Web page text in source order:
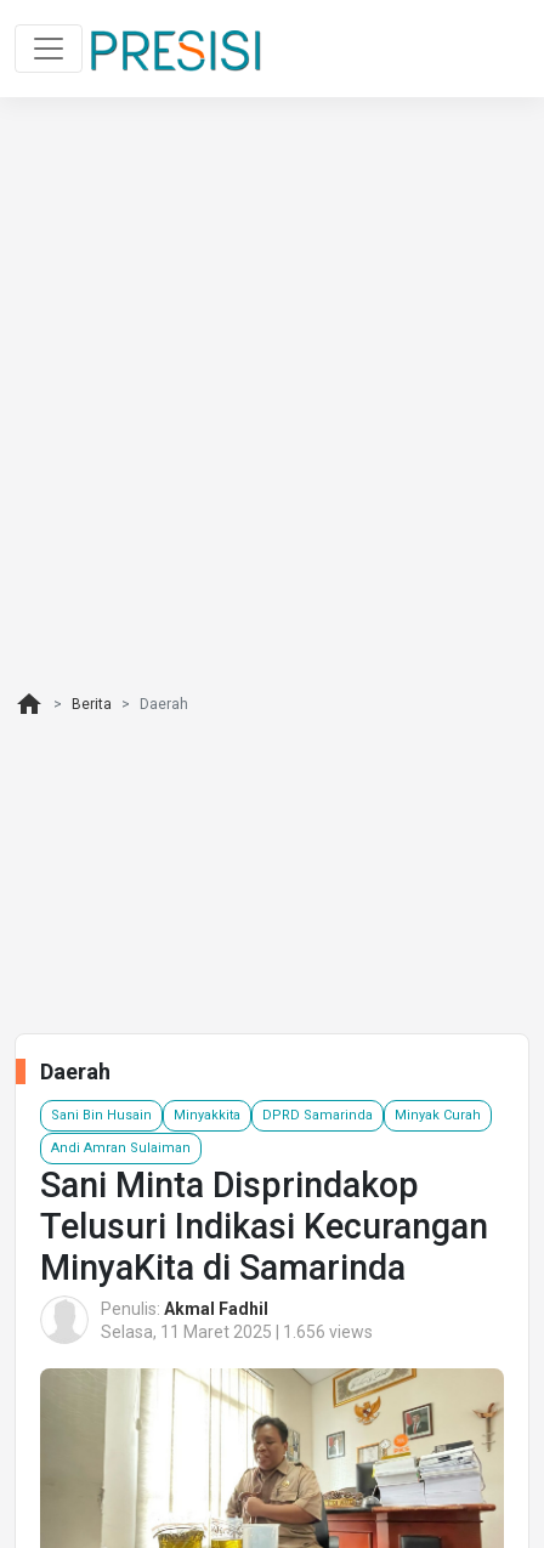
home Berita Daerah
Daerah
Sani Bin Husain Minyakkita DPRD Samarinda Minyak Curah
Andi Amran Sulaiman
Sani Minta Disprindakop
Telusuri Indikasi Kecurangan
MinyaKita di Samarinda
Penulis: Akmal Fadhil
Selasa, 11 Maret 2025 | 1.656 views